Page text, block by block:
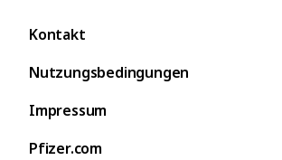
Kontakt
Nutzungsbedingungen
Impressum
Pfizer.com